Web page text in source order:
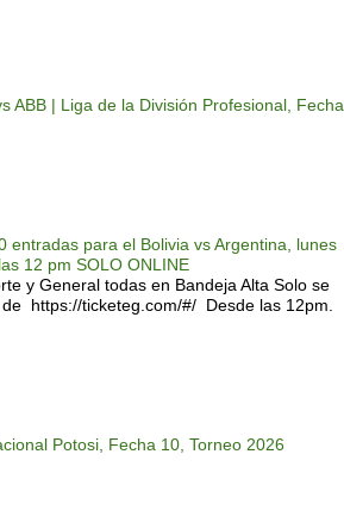
ABB | Liga de la División Profesional, Fecha
entradas para el Bolivia vs Argentina, lunes
12 pm SOLO ONLINE
y General todas en Bandeja Alta Solo se
https://ticketeg.com/#/ Desde las 12pm.
Potosi, Fecha 10, Torneo 2026